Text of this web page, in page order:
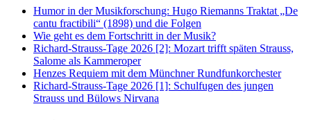
Humor in der Musikforschung: Hugo Riemanns Traktat „De
cantu fractibili“ (1898) und die Folgen
Wie geht es dem Fortschritt in der Musik?
Richard-Strauss-Tage 2026 [2]: Mozart trifft späten Strauss,
Salome als Kammeroper
Henzes Requiem mit dem Münchner Rundfunkorchester
Richard-Strauss-Tage 2026 [1]: Schulfugen des jungen
Strauss und Bülows Nirvana